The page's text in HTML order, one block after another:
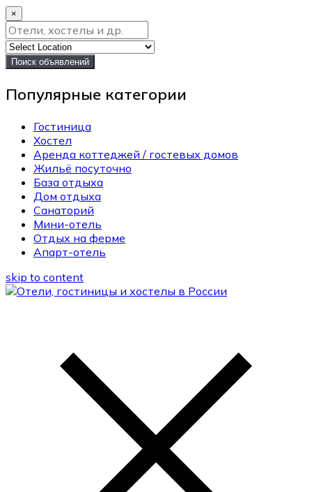
×
Поиск объявлений
Популярные категории
Гостиница
Хостел
Аренда коттеджей / гостевых домов
Жильё посуточно
База отдыха
Дом отдыха
Санаторий
Мини-отель
Отдых на ферме
Апарт-отель
skip to content